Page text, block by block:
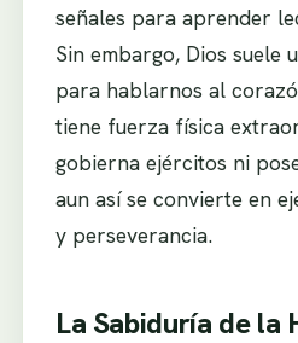
señales para aprender
Sin embargo, Dios suele
para hablarnos al
tiene fuerza física
gobierna ejércitos ni
aun así se convierte en
y perseverancia.
La Sabiduría de la